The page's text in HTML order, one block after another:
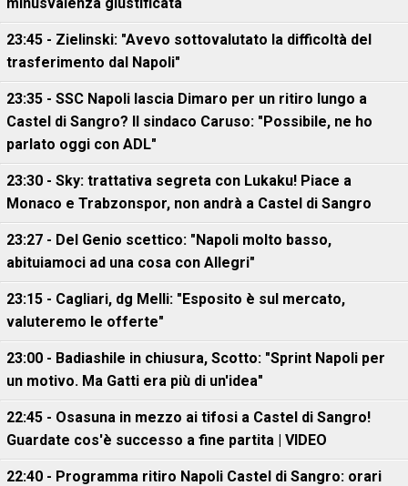
23:45 - Zielinski: "Avevo sottovalutato la difficoltà del
trasferimento dal Napoli"
23:35 - SSC Napoli lascia Dimaro per un ritiro lungo a
Castel di Sangro? Il sindaco Caruso: "Possibile, ne ho
parlato oggi con ADL"
23:30 - Sky: trattativa segreta con Lukaku! Piace a
Monaco e Trabzonspor, non andrà a Castel di Sangro
23:27 - Del Genio scettico: "Napoli molto basso,
abituiamoci ad una cosa con Allegri"
23:15 - Cagliari, dg Melli: "Esposito è sul mercato,
valuteremo le offerte"
23:00 - Badiashile in chiusura, Scotto: "Sprint Napoli per
un motivo. Ma Gatti era più di un'idea"
22:45 - Osasuna in mezzo ai tifosi a Castel di Sangro!
Guardate cos'è successo a fine partita | VIDEO
22:40 - Programma ritiro Napoli Castel di Sangro: orari